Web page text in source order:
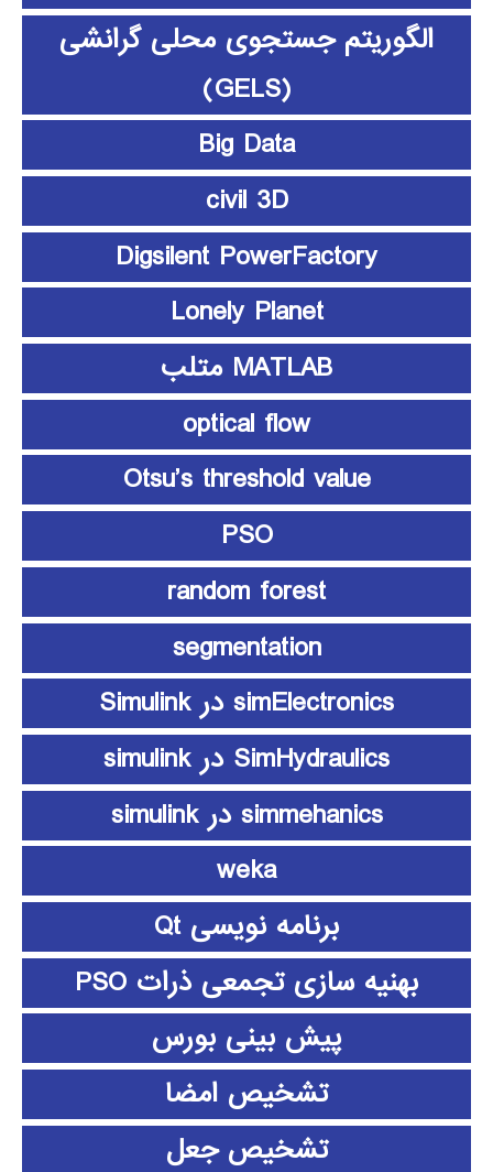
الگوریتم جستجوی محلی گرانشی
(GELS)
Big Data
civil 3D
Digsilent PowerFactory
Lonely Planet
MATLAB متلب
optical flow
Otsu’s threshold value
PSO
random forest
segmentation
simElectronics در Simulink
SimHydraulics در simulink
simmehanics در simulink
weka
برنامه نویسی Qt
بهنیه سازی تجمعی ذرات PSO
پیش بینی بورس
تشخیص امضا
تشخیص جعل